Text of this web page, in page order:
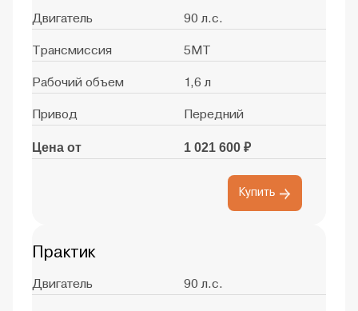
Двигатель 90 л.с.
Трансмиссия 5MT
Рабочий объем 1,6 л
Привод Передний
Цена от 1 021 600 ₽
Купить
Практик
Двигатель 90 л.с.